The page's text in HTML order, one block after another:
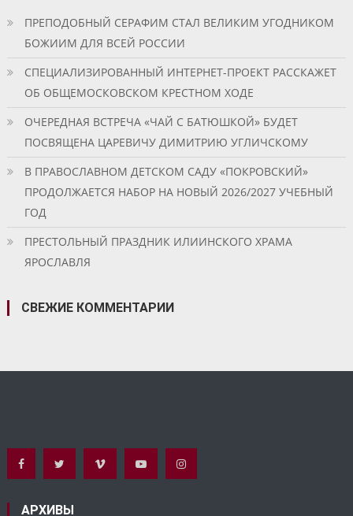
ПРЕПОДОБНЫЙ СЕРАФИМ СТАЛ ВЕЛИКИМ УГОДНИКОМ
БОЖИИМ ДЛЯ ВСЕЙ РОССИИ
СПЕЦИАЛИЗИРОВАННЫЙ ИНТЕРНЕТ-ПРОЕКТ РАССКАЖЕТ
ОБ ОБЩЕМОСКОВСКОМ КРЕСТНОМ ХОДЕ
ОЧЕРЕДНАЯ ВСТРЕЧА «ЧАЙ С БАТЮШКОЙ» БУДЕТ
ПОСВЯЩЕНА ЦАРЕВИЧУ ДИМИТРИЮ УГЛИЧСКОМУ
В ПРАВОСЛАВНОМ ДЕТСКОМ САДУ «ПОКРОВСКИЙ»
ПРОДОЛЖАЕТСЯ НАБОР НА НОВЫЙ 2026/2027 УЧЕБНЫЙ
ГОД
ПРЕСТОЛЬНЫЙ ПРАЗДНИК ИЛИИНСКОГО ХРАМА
ЯРОСЛАВЛЯ
СВЕЖИЕ КОММЕНТАРИИ
АРХИВЫ